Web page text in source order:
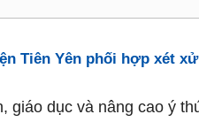
Tiên Yên phối hợp xét
giáo dục và nâng cao ý